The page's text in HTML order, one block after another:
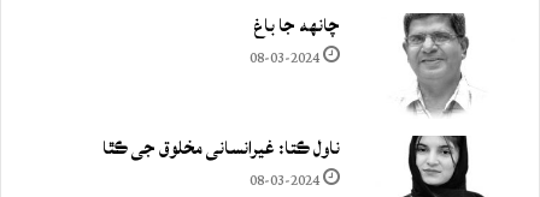
چانهه جا باغ
08-03-2024
ناول ڪتا: غيرانساني مخلوق جي ڪٿا
08-03-2024